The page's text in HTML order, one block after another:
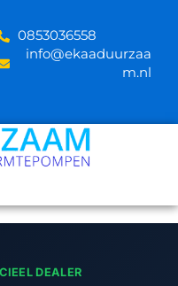
‪0853036558
info@ekaaduurzaa
m.nl
DEALER